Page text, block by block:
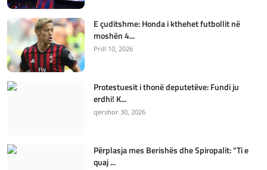
E çuditshme: Honda i kthehet futbollit në
moshën 4...
Prill 10, 2026
Protestuesit i thonë deputetëve: Fundi ju
erdhi! K...
qershor 30, 2026
Përplasja mes Berishës dhe Spiropalit: "Ti e
quaj ...